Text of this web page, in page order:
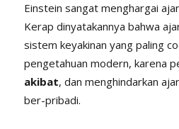
Einstein sangat menghargai
Kerap dinyatakannya bahwa
sistem keyakinan yang paling
pengetahuan modern, karena
akibat, dan menghindarkan
ber-pribadi.